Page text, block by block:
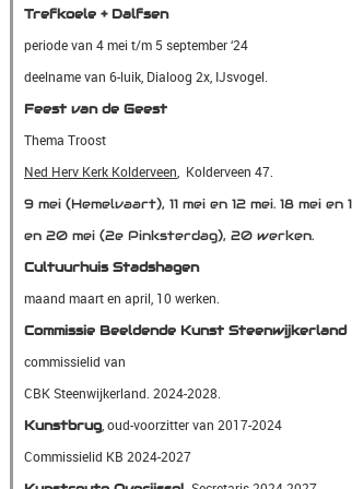
Trefkoele + Dalfsen
periode van 4 mei t/m 5 september ‘24
deelname van 6-luik, Dialoog 2x, IJsvogel.
Feest van de Geest
Thema Troost
Ned Herv Kerk Kolderveen , Kolderveen 47.
9 mei (Hemelvaart), 11 mei en 12 mei. 18 mei
en 20 mei (2e Pinksterdag), 20 werken.
Cultuurhuis Stadshagen
maand maart en april, 10 werken.
Commissie Beeldende Kunst Steenwijkerland
commissielid van
CBK Steenwijkerland. 2024-2028.
Kunstbrug oud-voorzitter van 2017-2024
Commissielid KB 2024-2027